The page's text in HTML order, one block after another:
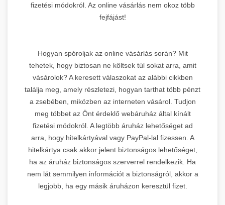
fizetési módokról. Az online vásárlás nem okoz több
fejfájást!
Hogyan spóroljak az online vásárlás során? Mit
tehetek, hogy biztosan ne költsek túl sokat arra, amit
vásárolok? A keresett válaszokat az alábbi cikkben
találja meg, amely részletezi, hogyan tarthat több pénzt
a zsebében, miközben az interneten vásárol. Tudjon
meg többet az Önt érdeklő webáruház által kínált
fizetési módokról. A legtöbb áruház lehetőséget ad
arra, hogy hitelkártyával vagy PayPal-lal fizessen. A
hitelkártya csak akkor jelent biztonságos lehetőséget,
ha az áruház biztonságos szerverrel rendelkezik. Ha
nem lát semmilyen információt a biztonságról, akkor a
legjobb, ha egy másik áruházon keresztül fizet.